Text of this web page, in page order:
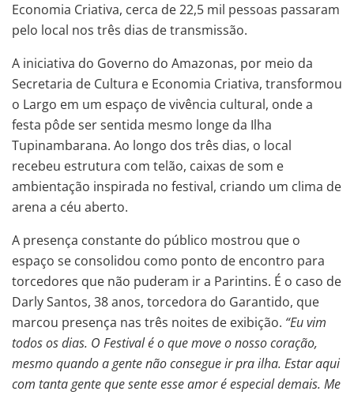
Economia Criativa, cerca de 22,5 mil pessoas passaram
pelo local nos três dias de transmissão.
A iniciativa do Governo do Amazonas, por meio da
Secretaria de Cultura e Economia Criativa, transformou
o Largo em um espaço de vivência cultural, onde a
festa pôde ser sentida mesmo longe da Ilha
Tupinambarana. Ao longo dos três dias, o local
recebeu estrutura com telão, caixas de som e
ambientação inspirada no festival, criando um clima de
arena a céu aberto.
A presença constante do público mostrou que o
espaço se consolidou como ponto de encontro para
torcedores que não puderam ir a Parintins. É o caso de
Darly Santos, 38 anos, torcedora do Garantido, que
marcou presença nas três noites de exibição. “Eu vim
todos os dias. O Festival é o que move o nosso coração,
mesmo quando a gente não consegue ir pra ilha. Estar aqui
com tanta gente que sente esse amor é especial demais. Me